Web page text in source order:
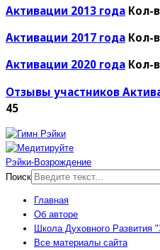
Активации 2013 года Кол-
Активации 2017 года Кол-
Активации 2020 года Кол-
Отзывы участников
45
Рэйки-Возрождение
Поиск
Главная
Об авторе
Школа Духовного Развития
Все материалы сайта